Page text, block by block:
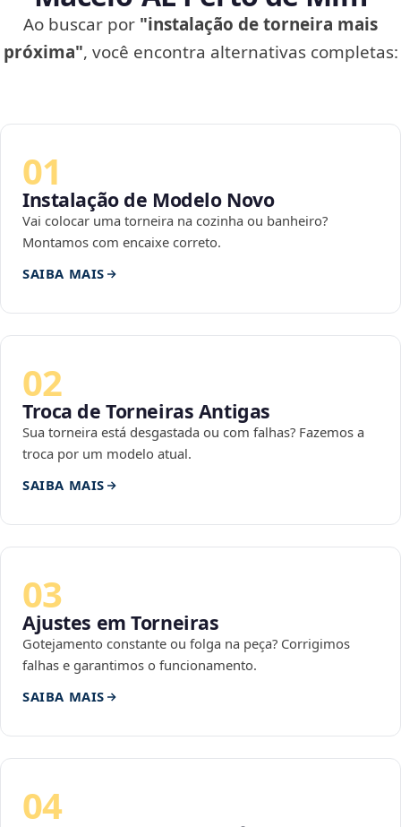
Ao buscar por "instalação de torneira mais
próxima", você encontra alternativas completas:
01
Instalação de Modelo Novo
Vai colocar uma torneira na cozinha ou banheiro?
Montamos com encaixe correto.
SAIBA MAIS
02
Troca de Torneiras Antigas
Sua torneira está desgastada ou com falhas? Fazemos a
troca por um modelo atual.
SAIBA MAIS
03
Ajustes em Torneiras
Gotejamento constante ou folga na peça? Corrigimos
falhas e garantimos o funcionamento.
SAIBA MAIS
04